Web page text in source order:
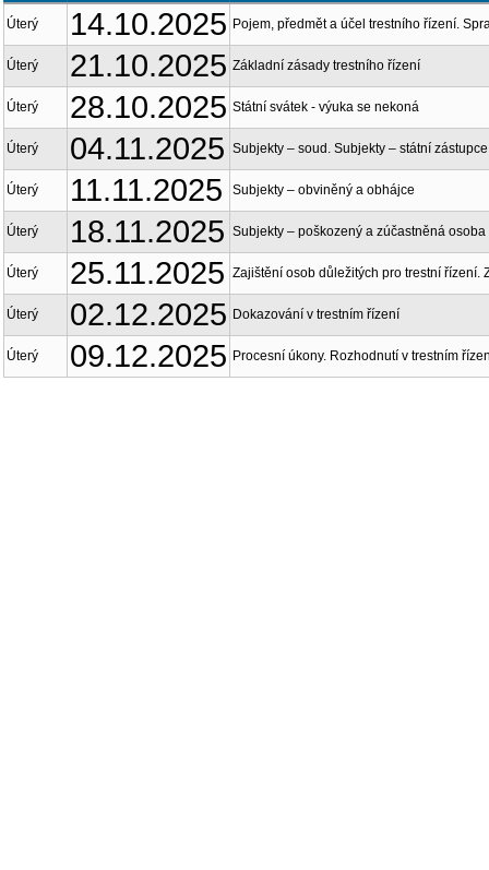
Úterý 14.10.2025 Pojem, předmět a účel trestního řízení.
Úterý 21.10.2025 Základní zásady trestního řízení
Úterý 28.10.2025 Státní svátek - výuka se nekoná
Úterý 04.11.2025 Subjekty – soud. Subjekty – státní
Úterý 11.11.2025 Subjekty – obviněný a obhájce
Úterý 18.11.2025 Subjekty – poškozený a zúčastněná osoba
Úterý 25.11.2025 Zajištění osob důležitých pro trestní řízení.
Úterý 02.12.2025 Dokazování v trestním řízení
Úterý 09.12.2025 Procesní úkony. Rozhodnutí v trestním